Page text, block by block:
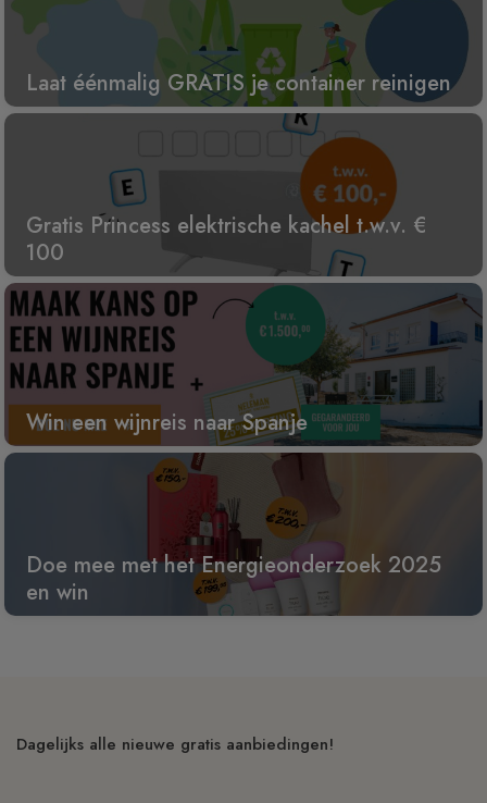
Laat éénmalig GRATIS je container reinigen
Gratis Princess elektrische kachel t.w.v. €
100
Win een wijnreis naar Spanje
Doe mee met het Energieonderzoek 2025
en win
Dagelijks alle nieuwe gratis aanbiedingen!